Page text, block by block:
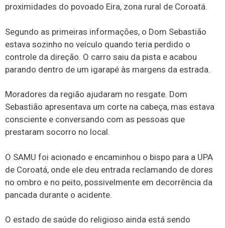
proximidades do povoado Eira, zona rural de Coroatá.
Segundo as primeiras informações, o Dom Sebastião
estava sozinho no veículo quando teria perdido o
controle da direção. O carro saiu da pista e acabou
parando dentro de um igarapé às margens da estrada.
Moradores da região ajudaram no resgate. Dom
Sebastião apresentava um corte na cabeça, mas estava
consciente e conversando com as pessoas que
prestaram socorro no local.
O SAMU foi acionado e encaminhou o bispo para a UPA
de Coroatá, onde ele deu entrada reclamando de dores
no ombro e no peito, possivelmente em decorrência da
pancada durante o acidente.
O estado de saúde do religioso ainda está sendo